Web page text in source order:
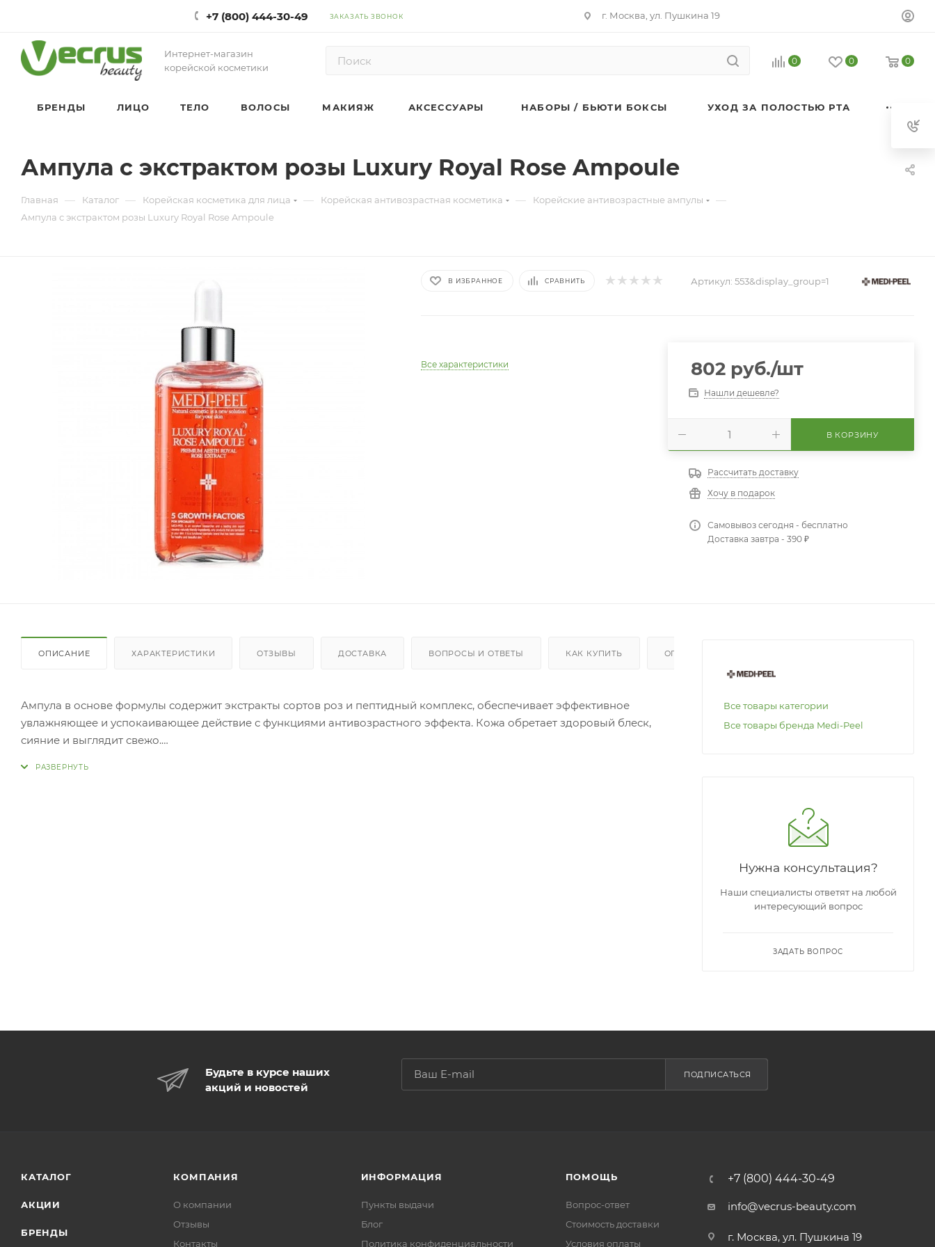
+7 (800) 444-30-49 ЗАКАЗАТЬ ЗВОНОК г. Москва, ул. Пушкина 19
Интернет-магазин
корейской косметики
0 0 0
БРЕНДЫ ЛИЦО ТЕЛО ВОЛОСЫ МАКИЯЖ АКСЕССУАРЫ НАБОРЫ / БЬЮТИ БОКСЫ УХОД ЗА ПОЛОСТЬЮ РТА
Ампула с экстрактом розы Luxury Royal Rose Ampoule
Главная — Каталог — Корейская косметика для лица — Корейская антивозрастная косметика — Корейские антивозрастные ампулы —
Ампула с экстрактом розы Luxury Royal Rose Ampoule
В ИЗБРАННОЕ СРАВНИТЬ Артикул: 553&display_group=1
Все характеристики 802руб./шт
Нашли дешевле?
В КОРЗИНУ
Рассчитать доставку
Хочу в подарок
Самовывоз сегодня - бесплатно
Доставка завтра - 390 ₽
ОПИСАНИЕ ХАРАКТЕРИСТИКИ ОТЗЫВЫ ДОСТАВКА ВОПРОСЫ И ОТВЕТЫ КАК КУПИТЬ ОПЛАТА
Ампула в основе формулы содержит экстракты сортов роз и пептидный комплекс, обеспечивает эффективное
увлажняющее и успокаивающее действие с функциями антивозрастного эффекта. Кожа обретает здоровый блеск,
сияние и выглядит свежо.
Все товары категории
Все товары бренда Medi-Peel
Нужна консультация?
Наши специалисты ответят на любой
интересующий вопрос
ЗАДАТЬ ВОПРОС
Будьте в курсе наших
акций и новостей
ПОДПИСАТЬСЯ
КАТАЛОГ
АКЦИИ
БРЕНДЫ
КОМПАНИЯ
О компании
Отзывы
Контакты
ИНФОРМАЦИЯ
Пункты выдачи
Блог
Политика конфиденциальности
ПОМОЩЬ
Вопрос-ответ
Стоимость доставки
Условия оплаты
+7 (800) 444-30-49
info@vecrus-beauty.com
г. Москва, ул. Пушкина 19